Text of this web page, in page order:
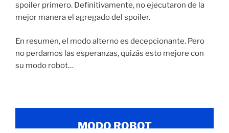
spoiler primero. Definitivamente, no ejecutaron de la
mejor manera el agregado del spoiler.
En resumen, el modo alterno es decepcionante. Pero
no perdamos las esperanzas, quizás esto mejore con
su modo robot…
MODO ROBOT